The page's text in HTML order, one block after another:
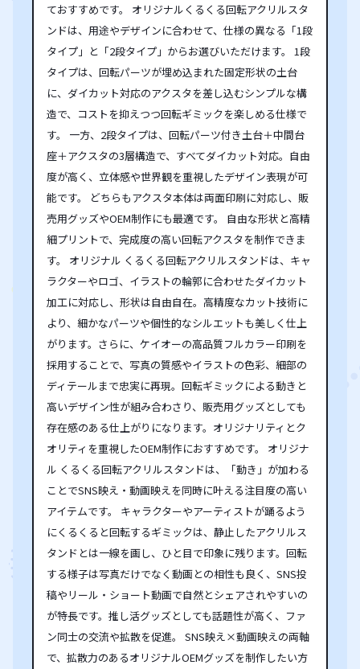
ておすすめです。 オリジナルくるくる回転アクリルスタ
ンドは、用途やデザインに合わせて、仕様の異なる「1段
タイプ」と「2段タイプ」からお選びいただけます。 1段
タイプは、回転パーツが埋め込まれた固定形状の土台
に、ダイカット対応のアクスタを差し込むシンプルな構
造で、コストを抑えつつ回転ギミックを楽しめる仕様で
す。 一方、2段タイプは、回転パーツ付き土台＋中間台
座＋アクスタの3層構造で、すべてダイカット対応。自由
度が高く、立体感や世界観を重視したデザイン表現が可
能です。 どちらもアクスタ本体は両面印刷に対応し、販
売用グッズやOEM制作にも最適です。 自由な形状と高精
細プリントで、完成度の高い回転アクスタを制作できま
す。 オリジナル くるくる回転アクリルスタンドは、キャ
ラクターやロゴ、イラストの輪郭に合わせたダイカット
加工に対応し、形状は自由自在。高精度なカット技術に
より、細かなパーツや個性的なシルエットも美しく仕上
がります。さらに、ケイオーの高品質フルカラー印刷を
採用することで、写真の質感やイラストの色彩、細部の
ディテールまで忠実に再現。回転ギミックによる動きと
高いデザイン性が組み合わさり、販売用グッズとしても
存在感のある仕上がりになります。オリジナリティとク
オリティを重視したOEM制作におすすめです。 オリジナ
ル くるくる回転アクリルスタンドは、「動き」が加わる
ことでSNS映え・動画映えを同時に叶える注目度の高い
アイテムです。 キャラクターやアーティストが踊るよう
にくるくると回転するギミックは、静止したアクリルス
タンドとは一線を画し、ひと目で印象に残ります。回転
する様子は写真だけでなく動画との相性も良く、SNS投
稿やリール・ショート動画で自然とシェアされやすいの
が特長です。推し活グッズとしても話題性が高く、ファ
ン同士の交流や拡散を促進。 SNS映え×動画映えの両軸
で、拡散力のあるオリジナルOEMグッズを制作したい方